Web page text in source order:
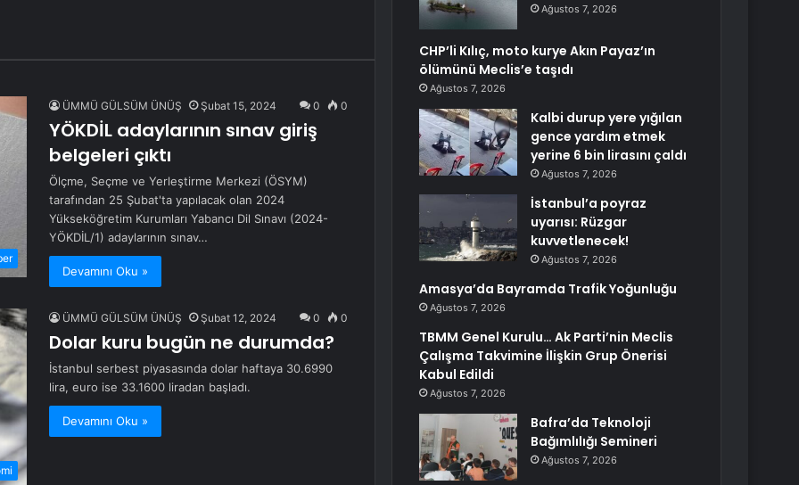
ÜMMÜ GÜLSÜM ÜNÜŞ Şubat 15, 2024 0 0
YÖKDİL adaylarının sınav giriş
belgeleri çıktı
Ölçme, Seçme ve Yerleştirme Merkezi (ÖSYM)
tarafından 25 Şubat'ta yapılacak olan 2024
Yükseköğretim Kurumları Yabancı Dil Sınavı (2024-
YÖKDİL/1) adaylarının sınav…
Devamını Oku »
ÜMMÜ GÜLSÜM ÜNÜŞ Şubat 12, 2024 0 0
Dolar kuru bugün ne durumda?
İstanbul serbest piyasasında dolar haftaya 30.6990
lira, euro ise 33.1600 liradan başladı.
Devamını Oku »
Ağustos 7, 2026
CHP’li Kılıç, moto kurye Akın Payaz’ın
ölümünü Meclis’e taşıdı
Ağustos 7, 2026
Kalbi durup yere yığılan
gence yardım etmek
yerine 6 bin lirasını çaldı
Ağustos 7, 2026
İstanbul’a poyraz
uyarısı: Rüzgar
kuvvetlenecek!
Ağustos 7, 2026
Amasya’da Bayramda Trafik Yoğunluğu
Ağustos 7, 2026
TBMM Genel Kurulu… Ak Parti’nin Meclis
Çalışma Takvimine İlişkin Grup Önerisi
Kabul Edildi
Ağustos 7, 2026
Bafra’da Teknoloji
Bağımlılığı Semineri
Ağustos 7, 2026